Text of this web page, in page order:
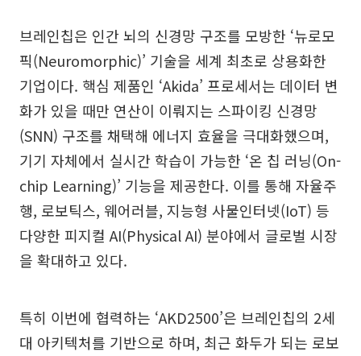
브레인칩은 인간 뇌의 신경망 구조를 모방한 ‘뉴로모
픽(Neuromorphic)’ 기술을 세계 최초로 상용화한
기업이다. 핵심 제품인 ‘Akida’ 프로세서는 데이터 변
화가 있을 때만 연산이 이뤄지는 스파이킹 신경망
(SNN) 구조를 채택해 에너지 효율을 극대화했으며,
기기 자체에서 실시간 학습이 가능한 ‘온 칩 러닝(On-
chip Learning)’ 기능을 제공한다. 이를 통해 자율주
행, 로보틱스, 웨어러블, 지능형 사물인터넷(IoT) 등
다양한 피지컬 AI(Physical AI) 분야에서 글로벌 시장
을 확대하고 있다.
특히 이번에 협력하는 ‘AKD2500’은 브레인칩의 2세
대 아키텍처를 기반으로 하며, 최근 화두가 되는 로보